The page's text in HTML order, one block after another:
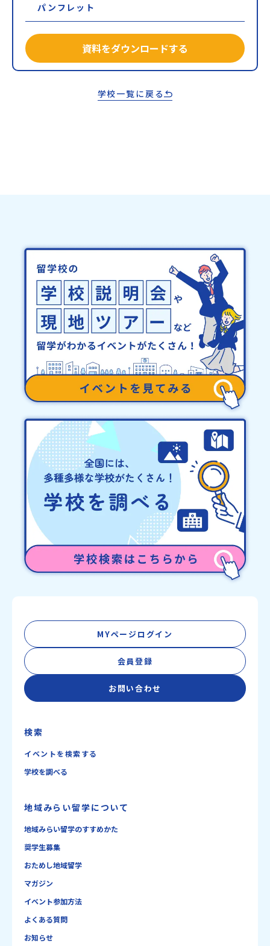
パンフレット
資料をダウンロードする
学校一覧に戻る
MYページログイン
会員登録
お問い合わせ
検索
イベントを検索する
学校を調べる
地域みらい留学について
地域みらい留学のすすめかた
奨学生募集
おためし地域留学
マガジン
イベント参加方法
よくある質問
お知らせ